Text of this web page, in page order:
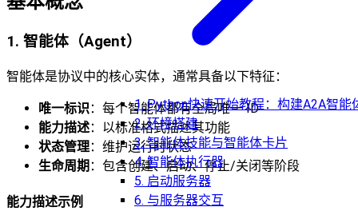
1. Python快速开始教程：构建A2A智能
2. 环境搭建
3. 智能体技能与智能体卡片
4. 智能体执行器
5. 启动服务器
6. 与服务器交互
1. 智能体（Agent）
智能体是协议中的核心实体，通常具备以下特征：
唯一标识：每个智能体都有全局唯一 ID
能力描述：以标准格式描述其功能
状态管理：维护运行时状态
生命周期 ：包含创建、启动、停止/关闭等阶段
能力描述示例